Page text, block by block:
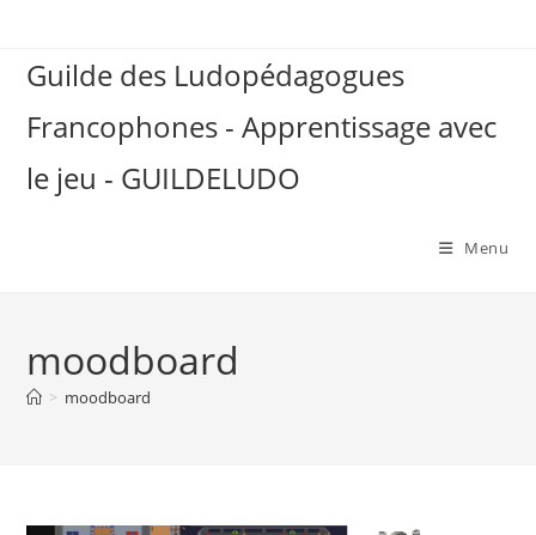
contentGuilde des Ludopédagogues
Francophones - Apprentissage avec
le jeu - GUILDELUDO
Menu
moodboard
> moodboard